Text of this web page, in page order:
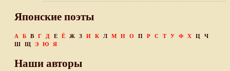
Японские поэты
А Б В Г Д Е Ё Ж З И К Л М Н О П Р С Т У Ф Х Ц
Ч
Ш
Щ Э Ю Я
Наши авторы